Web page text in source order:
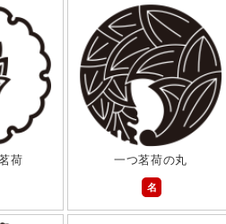
荷
一つ茗荷の丸
名